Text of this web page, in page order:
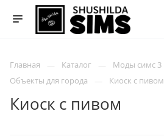
Главная Каталог
Моды симс 3
Объекты для города
Киоск с пивом
Киоск с пивом